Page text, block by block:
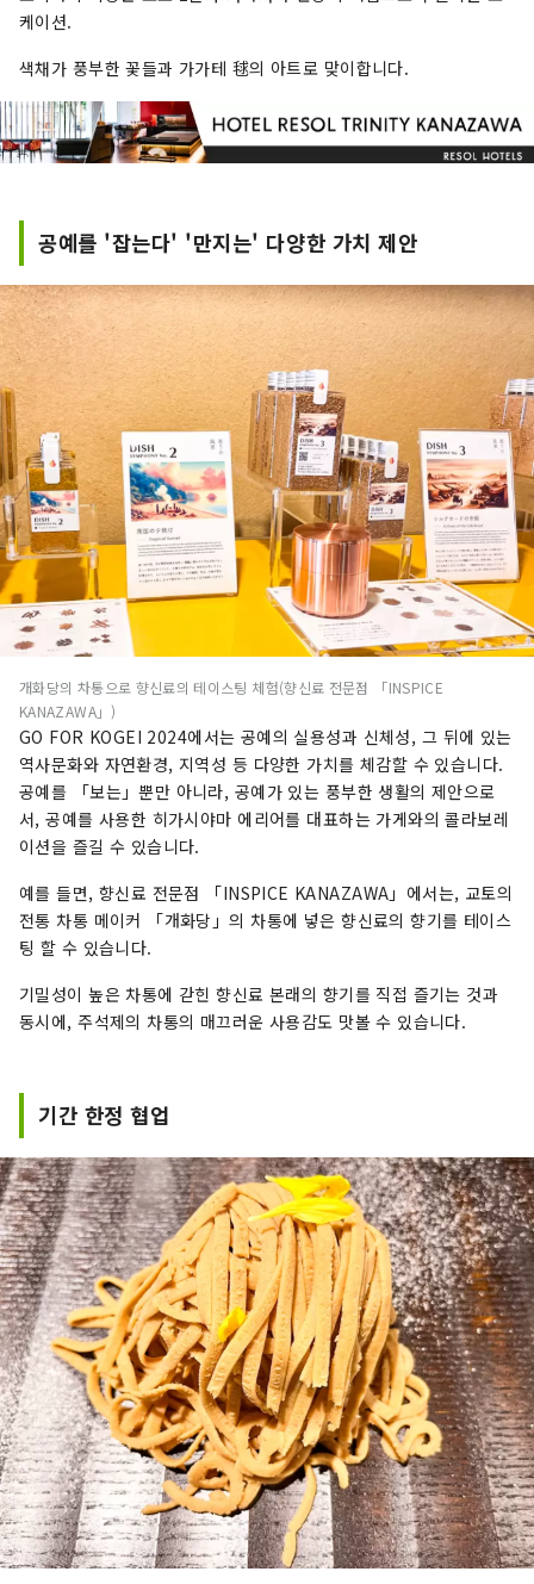
는 여행자들을 깊은 곳으로 초대합니다. 호텔 리솔
공간에서 휴식을 취하는 성인을위한 호텔입니다.
감으로 맛보는～ 아름다운 녹색으로 넘치는 산들.
마음까지 씻는 것 같은 청류. 山紫水明의 자연에 축
가미네에서 발하는 계류를 모아 흐르는 시내 유일
의 자연의 폭포가 선보입니다. 봄 여름 가을 겨울,
사계절의 경관은 방문할 때마다 새로운 감동을 줍
니다. 물에 담긴 사람들의 생각, 성장해 온 산업과
문화. 호텔 리솔 기후는 그런 사람과 물과의 관계를
소중히 여기고 있습니다. 거리와 함께 사람과 함께
떠나가는 호텔 리솔에서의 이야기를, 마음껏 즐겨
주세요.
케이션.
색채가 풍부한 꽃들과 가가테 毬의 아트로 맞이합니다.
공예를 '잡는다' '만지는' 다양한 가치 제안
개화당의 차통으로 향신료의 테이스팅 체험(향신료 전문점 「INSPICE
KANAZAWA」)
GO FOR KOGEI 2024에서는 공예의 실용성과 신체성, 그 뒤에 있는
역사문화와 자연환경, 지역성 등 다양한 가치를 체감할 수 있습니다.
공예를 「보는」뿐만 아니라, 공예가 있는 풍부한 생활의 제안으로
서, 공예를 사용한 히가시야마 에리어를 대표하는 가게와의 콜라보레
이션을 즐길 수 있습니다.
예를 들면, 향신료 전문점 「INSPICE KANAZAWA」에서는, 교토의
전통 차통 메이커 「개화당」의 차통에 넣은 향신료의 향기를 테이스
팅 할 수 있습니다.
기밀성이 높은 차통에 갇힌 향신료 본래의 향기를 직접 즐기는 것과
동시에, 주석제의 차통의 매끄러운 사용감도 맛볼 수 있습니다.
기간 한정 협업